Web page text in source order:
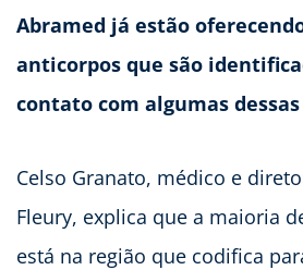
Abramed já estão
anticorpos que são
contato com algumas
Celso Granato, médico e
Fleury, explica que a maioria
está na região que codifica